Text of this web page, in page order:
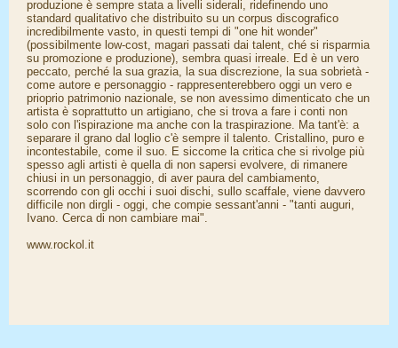
produzione è sempre stata a livelli siderali, ridefinendo uno
standard qualitativo che distribuito su un corpus discografico
incredibilmente vasto, in questi tempi di "one hit wonder"
(possibilmente low-cost, magari passati dai talent, ché si risparmia
su promozione e produzione), sembra quasi irreale. Ed è un vero
peccato, perché la sua grazia, la sua discrezione, la sua sobrietà -
come autore e personaggio - rappresenterebbero oggi un vero e
prioprio patrimonio nazionale, se non avessimo dimenticato che un
artista è soprattutto un artigiano, che si trova a fare i conti non
solo con l'ispirazione ma anche con la traspirazione. Ma tant'è: a
separare il grano dal loglio c'è sempre il talento. Cristallino, puro e
incontestabile, come il suo. E siccome la critica che si rivolge più
spesso agli artisti è quella di non sapersi evolvere, di rimanere
chiusi in un personaggio, di aver paura del cambiamento,
scorrendo con gli occhi i suoi dischi, sullo scaffale, viene davvero
difficile non dirgli - oggi, che compie sessant'anni - "tanti auguri,
Ivano. Cerca di non cambiare mai".
www.rockol.it